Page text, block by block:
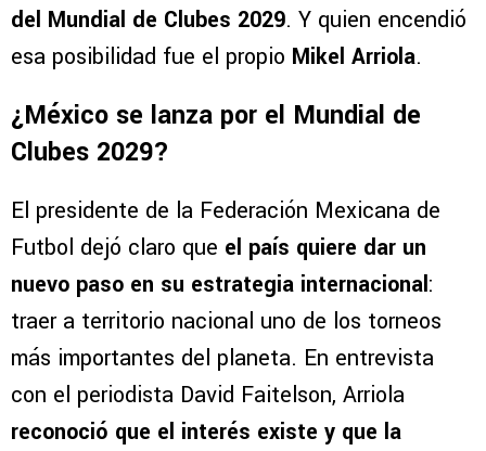
del Mundial de Clubes 2029. Y quien encendió
esa posibilidad fue el propio Mikel Arriola.
¿México se lanza por el Mundial de
Clubes 2029?
El presidente de la Federación Mexicana de
Futbol dejó claro que el país quiere dar un
nuevo paso en su estrategia internacional:
traer a territorio nacional uno de los torneos
más importantes del planeta. En entrevista
con el periodista David Faitelson, Arriola
reconoció que el interés existe y que la